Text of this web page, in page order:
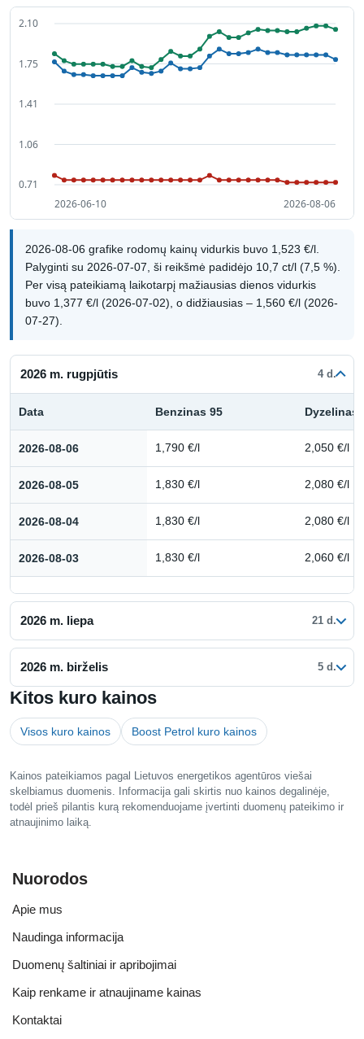
2026-08-06 grafike rodomų kainų vidurkis buvo 1,523 €/l.
Palyginti su 2026-07-07, ši reikšmė padidėjo 10,7 ct/l (7,5 %).
Per visą pateikiamą laikotarpį mažiausias dienos vidurkis
buvo 1,377 €/l (2026-07-02), o didžiausias – 1,560 €/l (2026-
07-27).
2026 m. rugpjūtis 4 d.
Data Benzinas 95 Dyzelinas
2026-08-06 1,790 €/l 2,050 €/l
2026-08-05 1,830 €/l 2,080 €/l
2026-08-04 1,830 €/l 2,080 €/l
2026-08-03 1,830 €/l 2,060 €/l
2026 m. liepa 21 d.
2026 m. birželis 5 d.
Kitos kuro kainos
Visos kuro kainos Boost Petrol kuro kainos
Kainos pateikiamos pagal Lietuvos energetikos agentūros viešai
skelbiamus duomenis. Informacija gali skirtis nuo kainos degalinėje,
todėl prieš pilantis kurą rekomenduojame įvertinti duomenų pateikimo ir
atnaujinimo laiką.
Nuorodos
Apie mus
Naudinga informacija
Duomenų šaltiniai ir apribojimai
Kaip renkame ir atnaujiname kainas
Kontaktai